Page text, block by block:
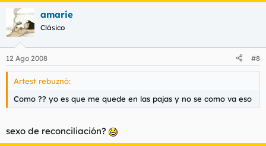
amarie
Clásico
12 Ago 2008 #8
Artest rebuznó:
Como ?? yo es que me quede en las pajas y no se como va eso
sexo de reconciliación?